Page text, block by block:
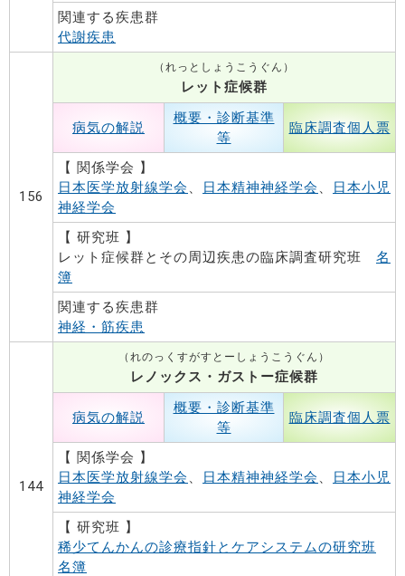
関連する疾患群
代謝疾患
156
（れっとしょうこうぐん）
レット症候群
病気の解説
概要・診断基準
等
臨床調査個人票
【 関係学会 】
日本医学放射線学会 、 日本精神神経学会 、
日本小児
神経学会
【 研究班 】
レット症候群とその周辺疾患の臨床調査研究班 名
簿
関連する疾患群
神経・筋疾患
144
（れのっくすがすとーしょうこうぐん）
レノックス・ガストー症候群
病気の解説
概要・診断基準
等
臨床調査個人票
【 関係学会 】
日本医学放射線学会 、 日本精神神経学会 、
日本小児
神経学会
【 研究班 】
稀少てんかんの診療指針とケアシステムの研究班
名簿